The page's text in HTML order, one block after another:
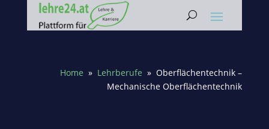
Home » Lehrberufe » Oberflächentechnik –
Mechanische Oberflächentechnik